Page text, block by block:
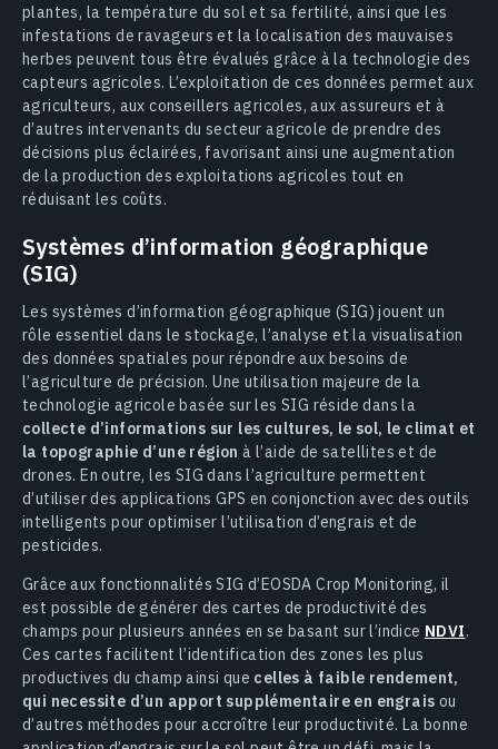
plantes, la température du sol et sa fertilité, ainsi que les
infestations de ravageurs et la localisation des mauvaises
herbes peuvent tous être évalués grâce à la technologie des
capteurs agricoles. L’exploitation de ces données permet aux
agriculteurs, aux conseillers agricoles, aux assureurs et à
d’autres intervenants du secteur agricole de prendre des
décisions plus éclairées, favorisant ainsi une augmentation
de la production des exploitations agricoles tout en
réduisant les coûts.
Systèmes d’information géographique
(SIG)
Les systèmes d’information géographique (SIG) jouent un
rôle essentiel dans le stockage, l’analyse et la visualisation
des données spatiales pour répondre aux besoins de
l’agriculture de précision. Une utilisation majeure de la
technologie agricole basée sur les SIG réside dans la
collecte d’informations sur les cultures, le sol, le climat et
la topographie d’une région à l’aide de satellites et de
drones. En outre, les SIG dans l’agriculture permettent
d’utiliser des applications GPS en conjonction avec des outils
intelligents pour optimiser l’utilisation d’engrais et de
pesticides.
Grâce aux fonctionnalités SIG d’EOSDA Crop Monitoring, il
est possible de générer des cartes de productivité des
champs pour plusieurs années en se basant sur l’indice NDVI.
Ces cartes facilitent l’identification des zones les plus
productives du champ ainsi que celles à faible rendement,
qui necessite d’un apport supplémentaire en engrais ou
d’autres méthodes pour accroître leur productivité. La bonne